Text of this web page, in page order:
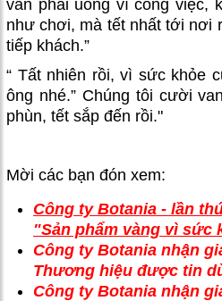
vẫn phải uống vì công việc,
như chơi, mà tết nhất tới nơi
tiếp khách.”
“ Tất nhiên rồi, vì sức khỏe
ông nhé.” Chúng tôi cười
phùn, tết sắp đến rồi."
Mời các bạn đón xem:
Công ty Botania - lần
"Sản phẩm vàng vì sức
Công ty Botania nhận
Thương hiệu được tin
Công ty Botania nhận